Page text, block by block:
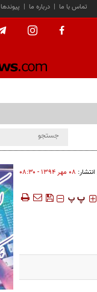
پیوندها | درباره ما | تماس با ما
۰۸ مهر ۱۳۹۴ - ۰۸:۳۰
‍‍‍ پ پ